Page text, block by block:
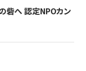
砦へ 認定NPOカン